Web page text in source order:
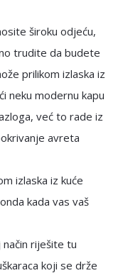
široku odjeću,
trudite da budete
prilikom izlaska iz
neku modernu kapu
već to rade iz
avreta
izlaska iz kuće
kada vas vaš
riješite tu
koji se drže